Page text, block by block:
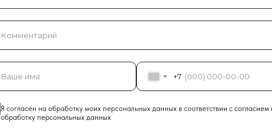
+7
Я согласен на обработку моих персональных данных в соответствии с согласием
обработку персональных данных